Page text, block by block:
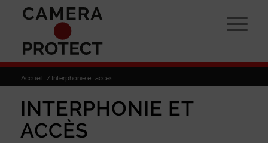
Accueil / Interphonie et accès
INTERPHONIE ET
ACCÈS